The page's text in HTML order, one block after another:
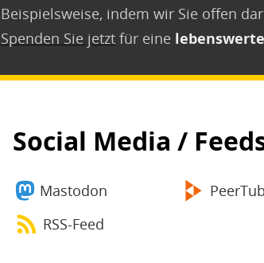
Beispielsweise, indem wir Sie offen
Spenden Sie jetzt für eine
Social Media /
Mastodon
RSS-Feed